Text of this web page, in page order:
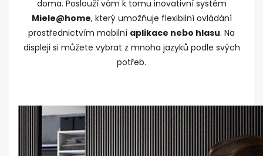
doma. Poslouží vám k tomu inovativní systém
Miele@home, který umožňuje flexibilní ovládání
prostřednictvím mobilní aplikace nebo hlasu. Na
displeji si můžete vybrat z mnoha jazyků podle svých
potřeb.